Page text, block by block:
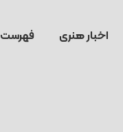
اخبار هنری فهرست